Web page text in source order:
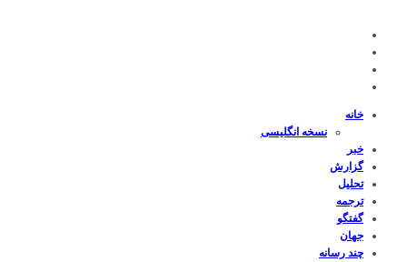
خانه
نسخه انگلیسی
خبر
گزارش
تحلیل
ترجمه
گفتگو
جهان
چند رسانه